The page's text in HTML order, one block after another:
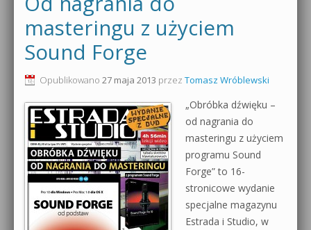
Produkcja muzyczna od podstaw
Sylenth1 od podstaw
Dubstep z syntezatorem Massive
Kontakt 5 Kompendium
Pakiety
0dB.pl - informacje
Newsletter
Materiały dla mediów
Archiwum aktualności
Polityka prywatności
Regulamin
Działanie sklepu internetowego
masteringu z użyciem
Sound Forge
Opublikowano 27 maja 2013 przez Tomasz Wróblewski
„Obróbka dźwięku –
od nagrania do
masteringu z użyciem
programu Sound
Forge” to 16-
stronicowe wydanie
specjalne magazynu
Estrada i Studio, w